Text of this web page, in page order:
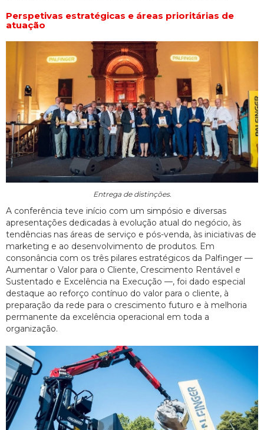
Perspetivas estratégicas e áreas prioritárias de
atuação
Entrega de distinções.
A conferência teve início com um simpósio e diversas
apresentações dedicadas à evolução atual do negócio, às
tendências nas áreas de serviço e pós-venda, às iniciativas de
marketing e ao desenvolvimento de produtos. Em
consonância com os três pilares estratégicos da Palfinger —
Aumentar o Valor para o Cliente, Crescimento Rentável e
Sustentado e Excelência na Execução —, foi dado especial
destaque ao reforço contínuo do valor para o cliente, à
preparação da rede para o crescimento futuro e à melhoria
permanente da excelência operacional em toda a
organização.